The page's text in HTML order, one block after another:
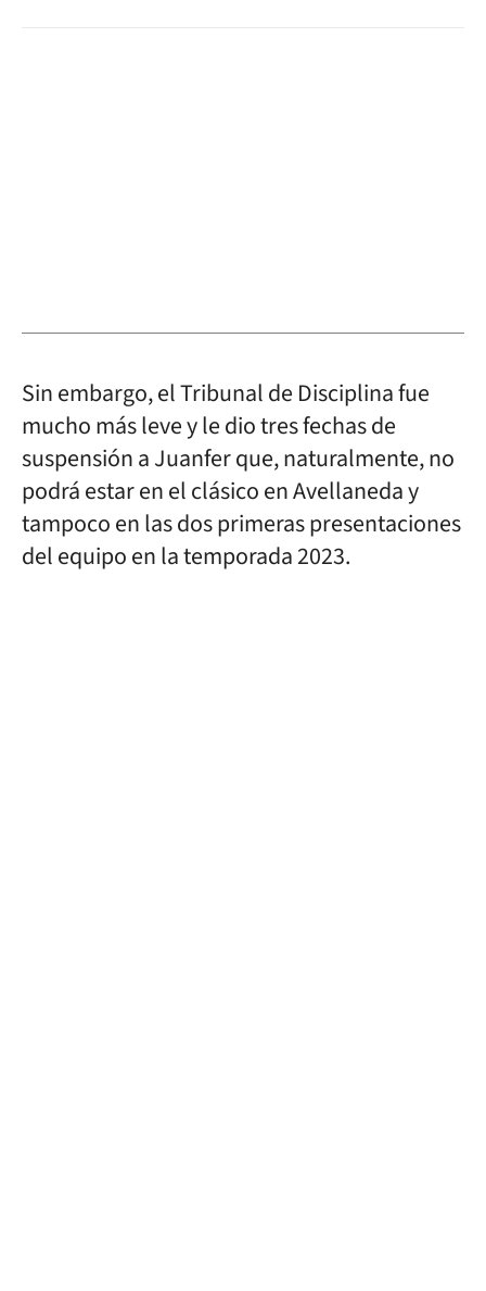
Sin embargo, el Tribunal de Disciplina fue
mucho más leve y le dio tres fechas de
suspensión a Juanfer que, naturalmente, no
podrá estar en el clásico en Avellaneda y
tampoco en las dos primeras presentaciones
del equipo en la temporada 2023.